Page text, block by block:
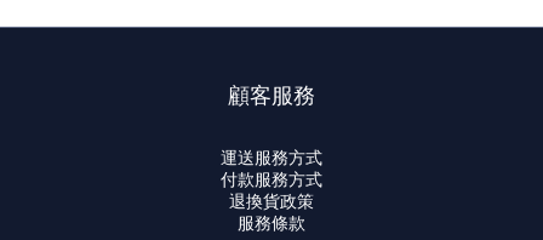
顧客服務
運送服務方式
付款服務方式
退換貨政策
服務條款